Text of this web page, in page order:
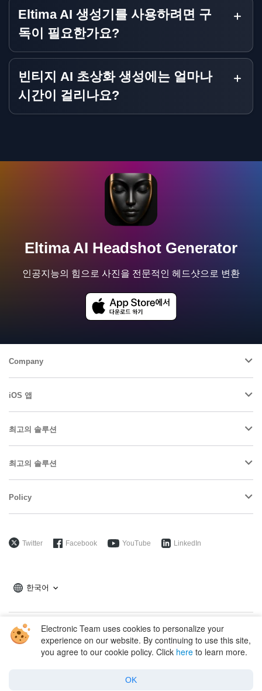
Electronic Team uses cookies to personalize your
experience on our website. By continuing to use this site,
you agree to our cookie policy. Click here to learn more.
OK
Eltima AI 생성기를 사용하려면 구
독이 필요한가요?
빈티지 AI 초상화 생성에는 얼마나
시간이 걸리나요?
Eltima AI Headshot Generator
인공지능의 힘으로 사진을 전문적인 헤드샷으로 변환
Company
iOS 앱
최고의 솔루션
최고의 솔루션
Policy
Twitter Facebook YouTube LinkedIn
한국어
Copyright © 2026 Electronic Team, Inc., its affiliates and licensors.
Legal Information.
11890 Sunrise Valley Dr, Ste 111, Reston, VA 20191, USA • +12023358465 •